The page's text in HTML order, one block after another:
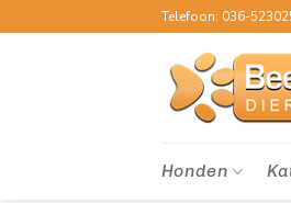
naar
Telefoon: 036-
Honden